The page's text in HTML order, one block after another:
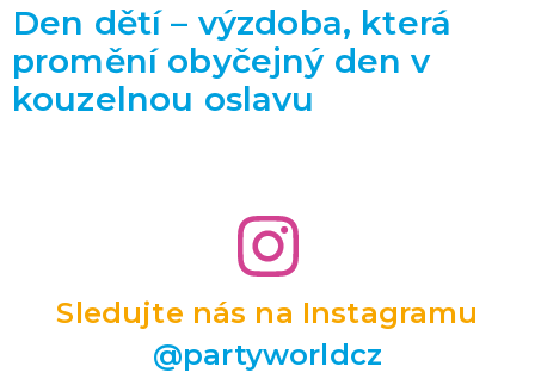
Den dětí – výzdoba, která
promění obyčejný den v
kouzelnou oslavu
Sledujte nás na Instagramu
@partyworldcz